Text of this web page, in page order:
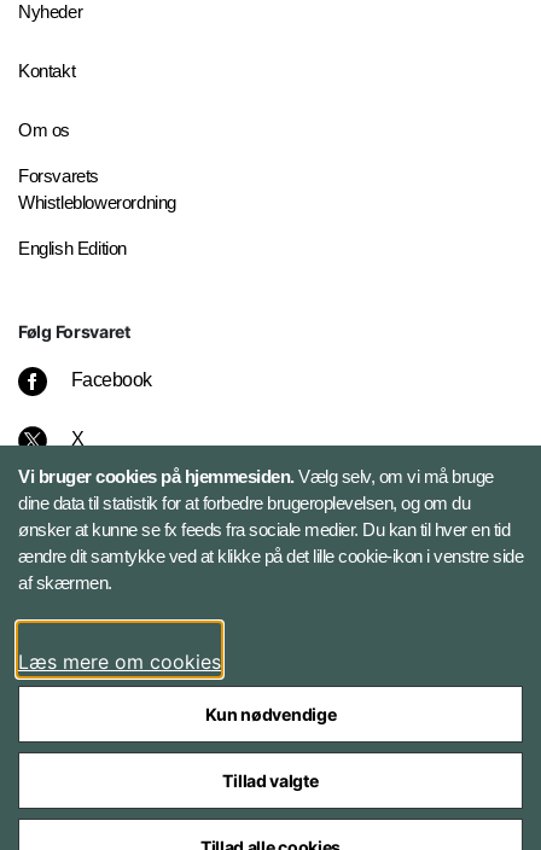
Nyheder
Kontakt
Om os
Forsvarets
Whistleblowerordning
English Edition
Følg Forsvaret
Facebook
X
Instagram
Bluesky
LinkedIn
Styrelser og myndigheder under Forsvarsministeriet
Vi bruger cookies på hjemmesiden.Vælg selv, om vi må bruge
dine data til statistik for at forbedre brugeroplevelsen, og om du
ønsker at kunne se fx feeds fra sociale medier. Du kan til hver en tid
ændre dit samtykke ved at klikke på det lille cookie-ikon i venstre side
af skærmen.
Læs mere om cookies
Kun nødvendige
Tillad valgte